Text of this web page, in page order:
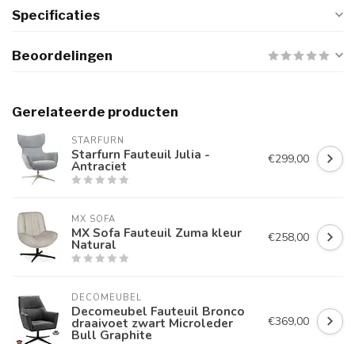
Specificaties
Beoordelingen
Gerelateerde producten
STARFURN
Starfurn Fauteuil Julia -
Antraciet €299,00
MX SOFA
MX Sofa Fauteuil Zuma kleur
Natural €258,00
DECOMEUBEL
Decomeubel Fauteuil Bronco
draaivoet zwart Microleder
Bull Graphite
€369,00